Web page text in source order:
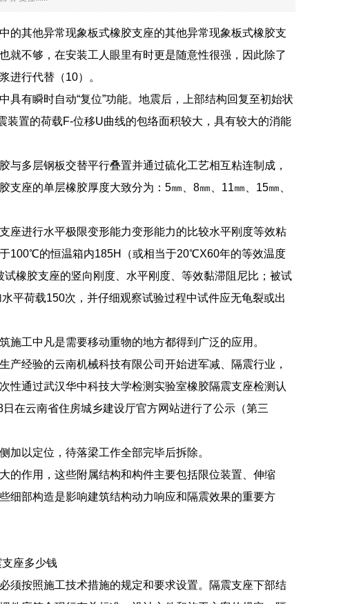
的其他异常现象板式橡胶支座的其他异常现象板式橡胶支
就不够，在安装工人眼里有时更是随意性很强，因此除了
进行代替（10）。
有瞬时自动“复位”功能。地震后，上部结构回复至初始状
置的荷载F-位移U曲线的包络面积较大，具有较大的消能
多层钢板交替平行叠置并通过硫化工艺相互粘连制成，
座的单层橡胶厚度大致分为：5㎜、8㎜、11㎜、15㎜、
座进行水平极限变形能力变形能力的比较水平刚度等效粘
100℃的恒温箱内185H（或相当于20℃X60年的等效温度
橡胶支座的竖向刚度、水平刚度、等效黏滞阻尼比；被试
平荷载150次，并仔细观察试验过程中试件应无龟裂或出
工中凡是需要移动重物的地方都得到广泛的应用。
经验的云南机械科技有限公司开始进军减、隔震行业，
性通过武汉华中科技大学检测实验室橡胶隔震支座检测认
在云南省住房城乡建设厅官方网站进行了公示（第三
以定位，待落梁工作全部完毕后拆除。
的作用，这些附属结构和构件主要包括限位装置、伸缩
细部构造是影响建筑结构动力响应和隔震效果的重要方
支座多少钱
须按照施工技术措施的规定和要求设置。隔震支座下部结